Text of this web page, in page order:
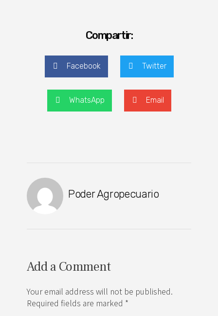
Compartir:
Facebook Twitter
WhatsApp Email
Poder Agropecuario
Add a Comment
Your email address will not be published.
Required fields are marked *